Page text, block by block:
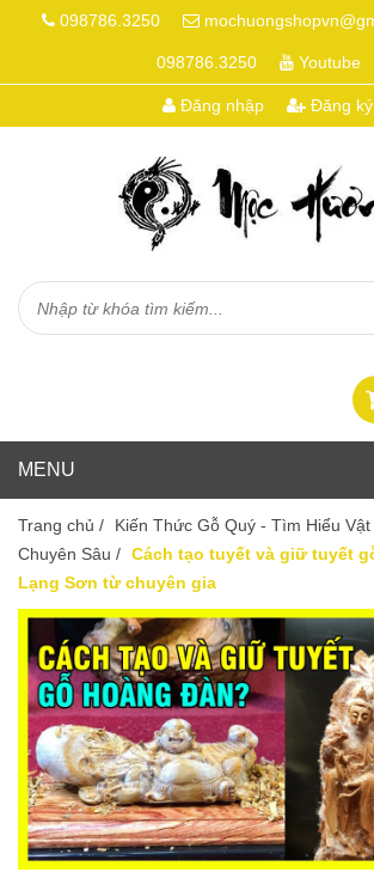
098786.3250
098786.3250 Youtube
Đăng nhập Đăng ký
Trang chủ /
Kiến Thức Gỗ Quý - Tìm Hiểu
Chuyên Sâu / Cách tạo tuyết và giữ tuyết
Lạng Sơn từ chuyên gia